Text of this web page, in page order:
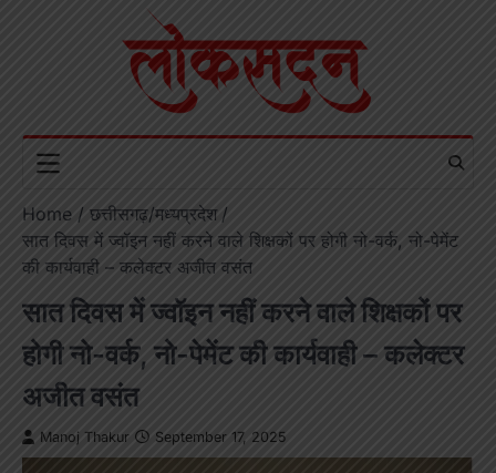
Home
छत्तीसगढ़/मध्यप्रदेश
सात दिवस में ज्वॉइन नहीं करने वाले शिक्षकों पर होगी नो-वर्क, नो-पेमेंट
की कार्यवाही – कलेक्टर अजीत वसंत
सात दिवस में ज्वॉइन नहीं करने वाले शिक्षकों पर
होगी नो-वर्क, नो-पेमेंट की कार्यवाही – कलेक्टर
अजीत वसंत
Manoj Thakur September 17, 2025